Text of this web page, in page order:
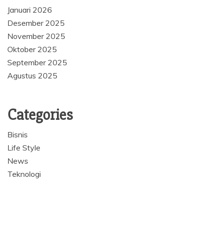
Januari 2026
Desember 2025
November 2025
Oktober 2025
September 2025
Agustus 2025
Categories
Bisnis
Life Style
News
Teknologi